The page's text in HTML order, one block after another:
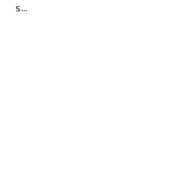
s...